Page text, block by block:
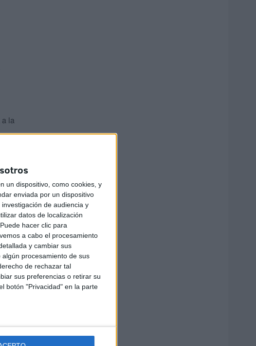
un dispositivo, como cookies, y
enviada por un dispositivo
de audiencia y
datos de localización
hacer clic para
a cabo el procesamiento
y cambiar sus
algún procesamiento de sus
de rechazar tal
sus preferencias o retirar su
botón "Privacidad" en la parte
la